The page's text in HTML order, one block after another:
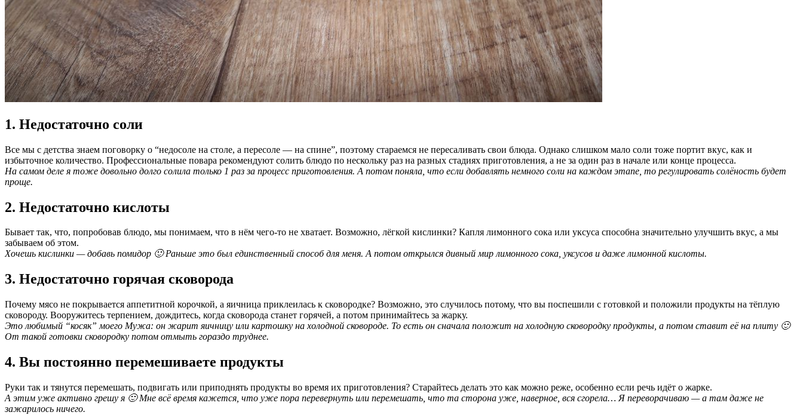
1. Недостаточно соли
Все мы с детства знаем поговорку о “недосоле на столе, а пересоле — на спине”, поэтому стараемся не пересаливать свои блюда. Однако слишком мало соли тоже портит вкус, как и
избыточное количество. Профессиональные повара рекомендуют солить блюдо по нескольку раз на разных стадиях приготовления, а не за один раз в начале или конце процесса.
На самом деле я тоже довольно долго солила только 1 раз за процесс приготовления. А потом поняла, что если добавлять немного соли на каждом этапе, то регулировать солёность будет
проще.
2. Недостаточно кислоты
Бывает так, что, попробовав блюдо, мы понимаем, что в нём чего-то не хватает. Возможно, лёгкой кислинки? Капля лимонного сока или уксуса способна значительно улучшить вкус, а мы
забываем об этом.
Хочешь кислинки — добавь помидор 🙂 Раньше это был единственный способ для меня. А потом открылся дивный мир лимонного сока, уксусов и даже лимонной кислоты.
3. Недостаточно горячая сковорода
Почему мясо не покрывается аппетитной корочкой, а яичница приклеилась к сковородке? Возможно, это случилось потому, что вы поспешили с готовкой и положили продукты на тёплую
сковороду. Вооружитесь терпением, дождитесь, когда сковорода станет горячей, а потом принимайтесь за жарку.
Это любимый “косяк” моего Мужа: он жарит яичницу или картошку на холодной сковороде. То есть он сначала положит на холодную сковородку продукты, а потом ставит её на плиту 🙂
От такой готовки сковородку потом отмыть гораздо труднее.
4. Вы постоянно перемешиваете продукты
Руки так и тянутся перемешать, подвигать или приподнять продукты во время их приготовления? Старайтесь делать это как можно реже, особенно если речь идёт о жарке.
А этим уже активно грешу я 🙂 Мне всё время кажется, что уже пора перевернуть или перемешать, что та сторона уже, наверное, вся сгорела… Я переворачиваю — а там даже не
зажарилось ничего.